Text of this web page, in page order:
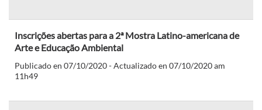
Inscrições abertas para a 2ª Mostra Latino-americana de
Arte e Educação Ambiental
Publicado en 07/10/2020 - Actualizado en 07/10/2020 am
11h49